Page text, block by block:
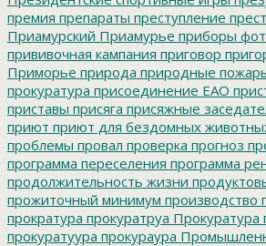
премия препараты преступление
Приамурский Приамурье приборы
прививочная кампания приговор
Приморье природа природные
прокуратура присоединение ЕАО
приставы присяга присяжные
приют приют для бездомных
проблемы провал проверка прогноз
программа переселения программа
продолжительность жизни
прожиточный минимум производство
прократура прокуратруа Прокуратура
прокуратуура прокураура